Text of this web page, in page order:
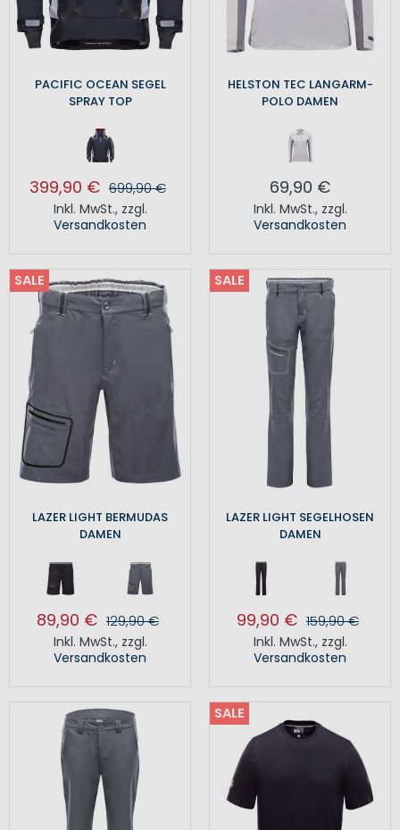
PACIFIC OCEAN SEGEL
SPRAY TOP
399,90 € 699,90 €
Inkl. MwSt., zzgl.
Versandkosten
HELSTON TEC LANGARM-
POLO DAMEN
69,90 €
Inkl. MwSt., zzgl.
Versandkosten
SALE
LAZER LIGHT BERMUDAS
DAMEN
89,90 € 129,90 €
Inkl. MwSt., zzgl.
Versandkosten
SALE
LAZER LIGHT SEGELHOSEN
DAMEN
99,90 € 159,90 €
Inkl. MwSt., zzgl.
Versandkosten
SALE